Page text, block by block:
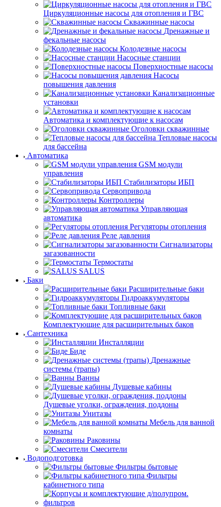
Циркуляционные насосы для отопления и ГВС
Скважинные насосы
Дренажные и
фекальные насосы
Колодезные насосы
Насосные станции
Поверхностные насосы
Насосы
повышения давления
Канализационные
установки
Автоматика и комплектующие к насосам
Оголовки скважинные
Тепловые насосы
для бассейна
Автоматика
GSM модули
управления
Стабилизаторы ИБП
Сервопривода
Контроллеры
Управляющая
автоматика
Регуляторы отопления
Реле давления
Сигнализаторы
загазованности
Термостаты
SALUS
Баки
Расширительные баки
Гидроаккумуляторы
Топливные баки
Комплектующие для расширительных баков
Сантехника
Инсталляции
Биде
Дренажные
системы (трапы)
Ванны
Душевые кабины
Душевые уголки, ограждения, поддоны
Унитазы
Мебель для ванной
комнаты
Раковины
Смесители
Водоподготовка
Фильтры бытовые
Фильтры
кабинетного типа